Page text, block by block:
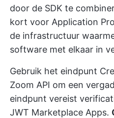
door de SDK te
kort voor Application
de infrastructuur
software met elkaar in
Gebruik het eindpunt
Zoom API om een
eindpunt vereist
JWT Marketplace Apps.